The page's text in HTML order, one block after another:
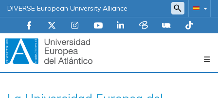
DIVERSE European University Alliance